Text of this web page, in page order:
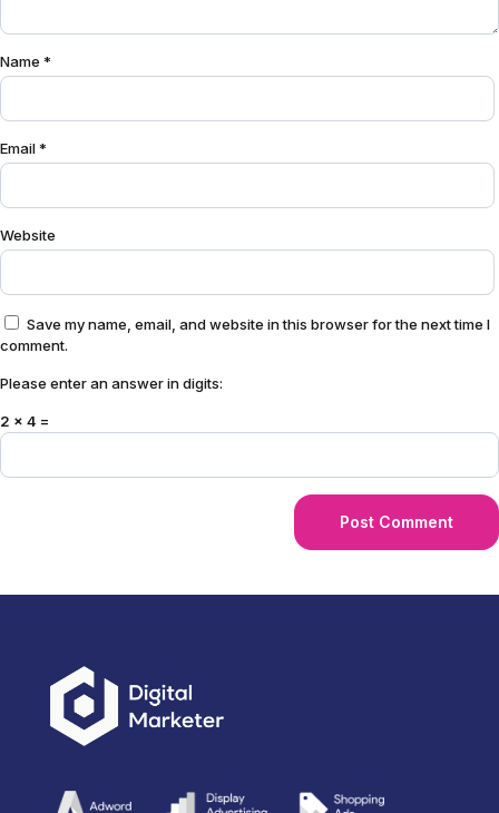
Name *
Email*
Website
Save my name, email, and website in this browser for the next time I
comment.
Please enter an answer in digits:
2 × 4 =